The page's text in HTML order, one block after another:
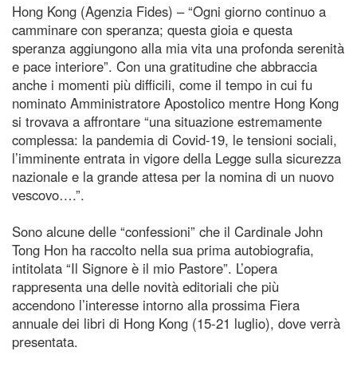
Hong Kong (Agenzia Fides) – “Ogni giorno continuo a
camminare con speranza; questa gioia e questa
speranza aggiungono alla mia vita una profonda serenità
e pace interiore”. Con una gratitudine che abbraccia
anche i momenti più difficili, come il tempo in cui fu
nominato Amministratore Apostolico mentre Hong Kong
si trovava a affrontare “una situazione estremamente
complessa: la pandemia di Covid-19, le tensioni sociali,
l’imminente entrata in vigore della Legge sulla sicurezza
nazionale e la grande attesa per la nomina di un nuovo
vescovo….”.
Sono alcune delle “confessioni” che il Cardinale John
Tong Hon ha raccolto nella sua prima autobiografia,
intitolata “Il Signore è il mio Pastore”. L’opera
rappresenta una delle novità editoriali che più
accendono l’interesse intorno alla prossima Fiera
annuale dei libri di Hong Kong (15-21 luglio), dove verrà
presentata.